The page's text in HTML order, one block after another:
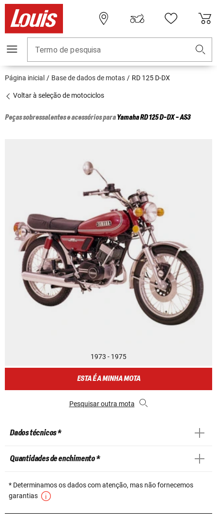
Termo de pesquisa
Página inicial Base de dados de motas RD 125 D-DX
Voltar à seleção de motociclos
Peças sobressalentes e acessórios paraYamahaRD 125 D-DX - AS3
1973 - 1975
ESTA É A MINHA MOTA
Pesquisar outra mota
Dados técnicos *
Quantidades de enchimento *
* Determinamos os dados com atenção, mas não fornecemos
garantias